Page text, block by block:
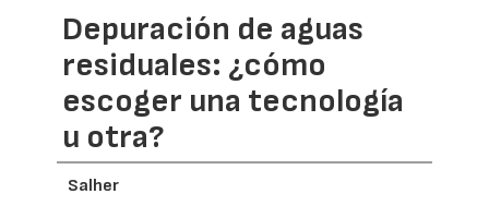
Depuración de aguas
residuales: ¿cómo
escoger una tecnología
u otra?
Salher